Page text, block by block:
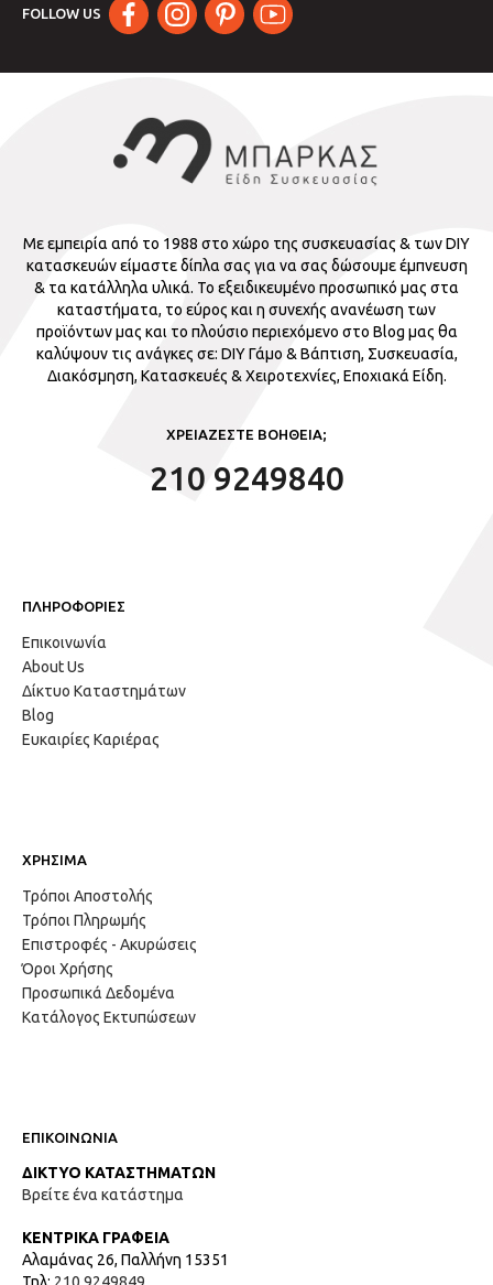
FOLLOW US
Με εμπειρία από το 1988 στο χώρο της συσκευασίας & των DIY
κατασκευών είμαστε δίπλα σας για να σας δώσουμε έμπνευση
& τα κατάλληλα υλικά. Το εξειδικευμένο προσωπικό μας στα
καταστήματα, το εύρος και η συνεχής ανανέωση των
προϊόντων μας και το πλούσιο περιεχόμενο στο Blog μας θα
καλύψουν τις ανάγκες σε: DIY Γάμο & Βάπτιση, Συσκευασία,
Διακόσμηση, Κατασκευές & Χειροτεχνίες, Εποχιακά Είδη.
ΧΡΕΙΑΖΕΣΤΕ ΒΟΗΘΕΙΑ;
210 9249840
ΠΛΗΡΟΦΟΡΙΕΣ
Επικοινωνία
About Us
Δίκτυο Καταστημάτων
Blog
Ευκαιρίες Καριέρας
ΧΡΗΣΙΜΑ
Τρόποι Αποστολής
Τρόποι Πληρωμής
Επιστροφές - Ακυρώσεις
Όροι Χρήσης
Προσωπικά Δεδομένα
Κατάλογος Εκτυπώσεων
ΕΠΙΚΟΙΝΩΝΙΑ
ΔΙΚΤΥΟ ΚΑΤΑΣΤΗΜΑΤΩΝ
Βρείτε ένα κατάστημα
ΚΕΝΤΡΙΚΑ ΓΡΑΦΕΙΑ
Αλαμάνας 26, Παλλήνη 15351
Τηλ: 210 9249849